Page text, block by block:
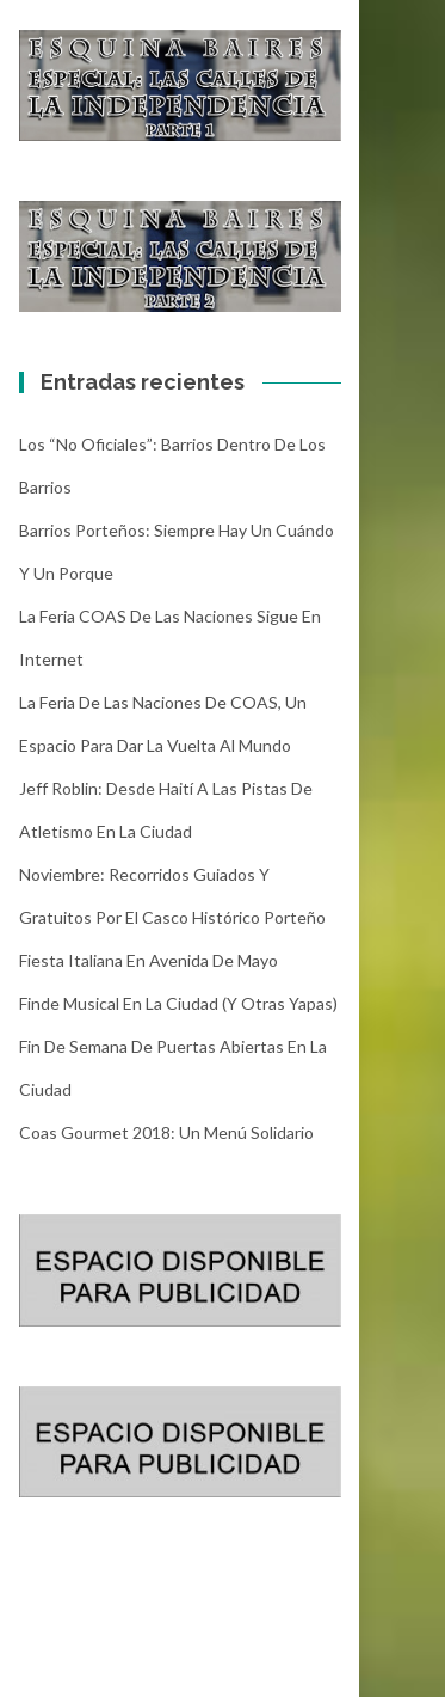
Entradas recientes
Los “No Oficiales”: Barrios Dentro De Los
Barrios
Barrios Porteños: Siempre Hay Un Cuándo
Y Un Porque
La Feria COAS De Las Naciones Sigue En
Internet
La Feria De Las Naciones De COAS, Un
Espacio Para Dar La Vuelta Al Mundo
Jeff Roblin: Desde Haití A Las Pistas De
Atletismo En La Ciudad
Noviembre: Recorridos Guiados Y
Gratuitos Por El Casco Histórico Porteño
Fiesta Italiana En Avenida De Mayo
Finde Musical En La Ciudad (y Otras Yapas)
Fin De Semana De Puertas Abiertas En La
Ciudad
Coas Gourmet 2018: Un Menú Solidario